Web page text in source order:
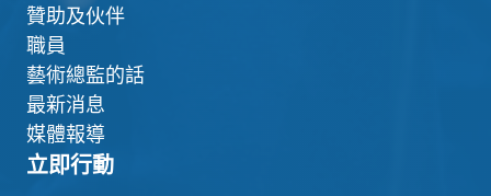
贊助及伙伴
職員
藝術總監的話
最新消息
媒體報導
立即行動